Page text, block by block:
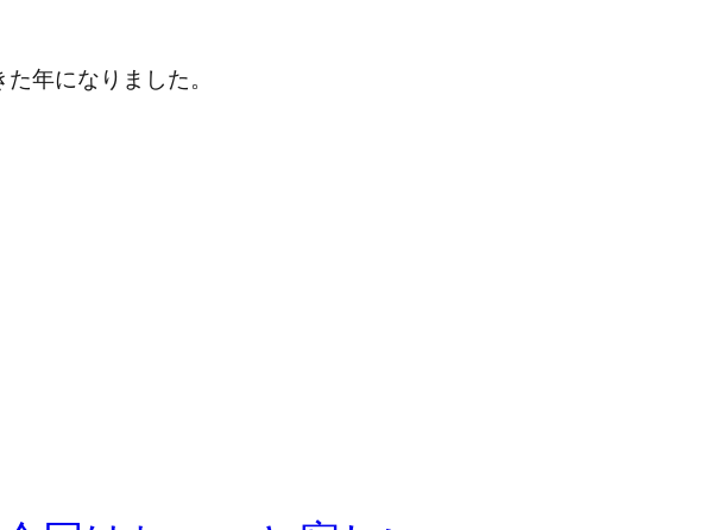
年になりました。